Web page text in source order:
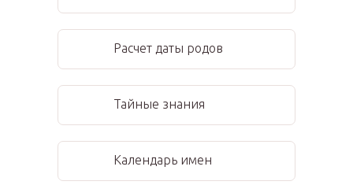
Расчет даты родов
Тайные знания
Календарь имен